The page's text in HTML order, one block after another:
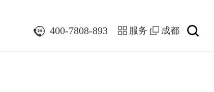
400-7808-893 服务 成都